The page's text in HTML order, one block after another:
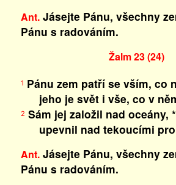
Ant.Jásejte Pánu, všechny
Pánu s radováním.
Žalm 23 (24)
1 Pánu zem patří se vším, co
jeho je svět i vše, co v
2 Sám jej založil nad oceány, *
upevnil nad tekoucími
Ant.Jásejte Pánu, všechny
Pánu s radováním.